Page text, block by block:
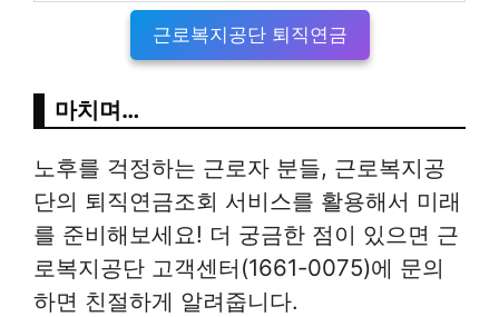
근로복지공단 퇴직연금
마치며…
노후를 걱정하는 근로자 분들, 근로복지공
단의 퇴직연금조회 서비스를 활용해서 미래
를 준비해보세요! 더 궁금한 점이 있으면 근
로복지공단 고객센터(1661-0075)에 문의
하면 친절하게 알려줍니다.